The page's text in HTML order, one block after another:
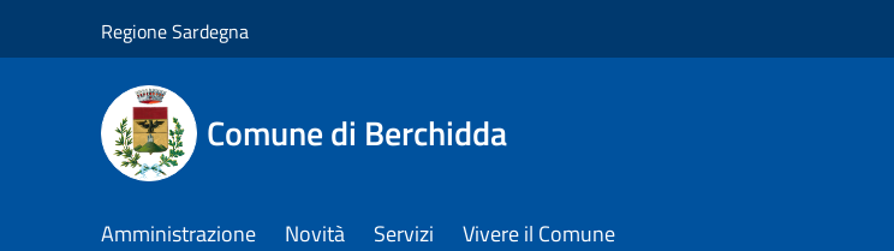
Regione Sardegna
Comune di Berchidda
Amministrazione Novità Servizi Vivere il Comune